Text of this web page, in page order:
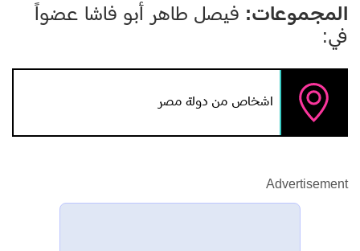
المجموعات: فيصل طاهر أبو فاشا عضواً
في:
اشخاص من دولة مصر
Advertisement